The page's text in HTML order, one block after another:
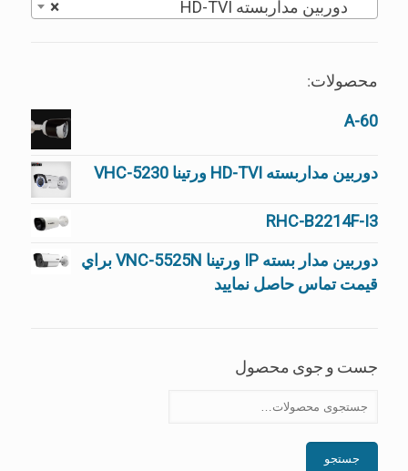
× دوربین مداربسته HD-TVI
محصولات:
60-A
دوربین مداربسته HD-TVI ورتینا VHC-5230
RHC-B2214F-I3
دوربین مدار بسته IP ورتینا VNC-5525N براي
قيمت تماس حاصل نماييد
جست و جوی محصول
جستجو